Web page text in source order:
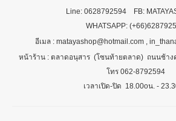
Line: 0628792594 FB:
WHATSAPP:
อีเมล : matayashop@hotmail.com ,
หน้าร้าน : ตลาดอนุสาร (โซนท้ายตลาด) ถนนช้างค
โทร 062-8792594
เวลาเปิด-ปิด 18.00oน. -